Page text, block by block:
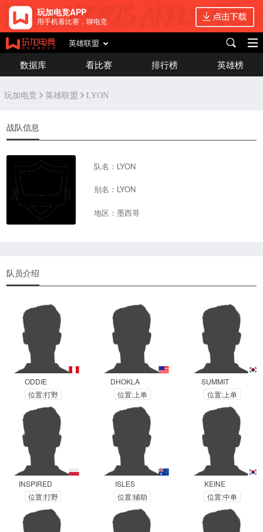
玩加电竞APP
用手机看比赛，聊电竞
英雄联盟
数据库 看比赛 排行榜 英雄榜
玩加电竞 英雄联盟 LYON
战队信息
队名：LYON
别名：LYON
地区：墨西哥
队员介绍
ODDIE
位置:打野
DHOKLA
位置:上单
SUMMIT
位置:上单
INSPIRED
位置:打野
ISLES
位置:辅助
KEINE
位置:中单